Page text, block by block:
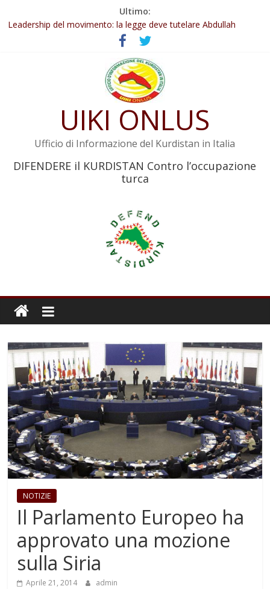
Ultimo:
Abdullah Öcalan: Le legge negativa deve essere trasformata in
legge positiva
Leadership del movimento: la legge deve tutelare Abdullah
Öcalan e l’intero movimento
Commissione donne del KNK: Şengal è di nuovo sotto minaccia
Non tenere conto della situazione di Rêber Apo ostacolerebbe
Il KNK chiede un’azione internazionale contro i crimini di guerra
UIKI ONLUS
Ufficio di Informazione del Kurdistan in Italia
DIFENDERE il KURDISTAN Contro l’occupazione
turca
NOTIZIE
Il Parlamento Europeo ha
approvato una mozione
sulla Siria
Aprile 21, 2014 admin